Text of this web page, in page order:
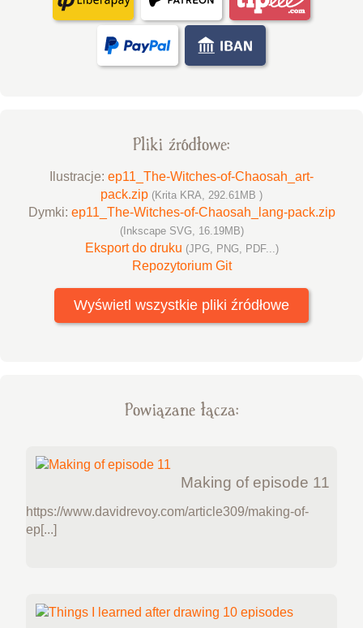
Pliki źródłowe:
Ilustracje: ep11_The-Witches-of-Chaosah_art-
pack.zip (Krita KRA, 292.61MB )
Dymki: ep11_The-Witches-of-Chaosah_lang-pack.zip
(Inkscape SVG, 16.19MB)
Eksport do druku (JPG, PNG, PDF...)
Repozytorium Git
Wyświetl wszystkie pliki źródłowe
Powiązane łącza:
Making of episode 11
https://www.davidrevoy.com/article309/making-of-
ep[...]